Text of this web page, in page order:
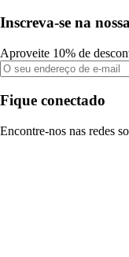
Inscreva-se na
Aproveite 10% de
Fique conectado
Encontre-nos nas redes